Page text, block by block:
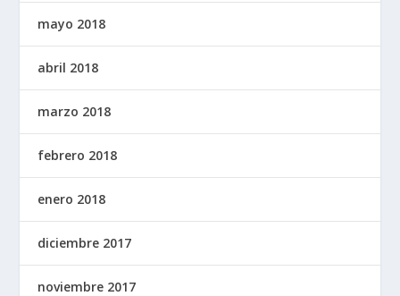
mayo 2018
abril 2018
marzo 2018
febrero 2018
enero 2018
diciembre 2017
noviembre 2017